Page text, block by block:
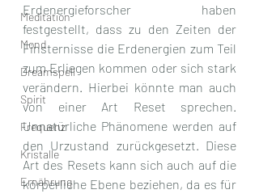
Meditation
Mond
Dreamspell
Spirit
Frequenz
Kristalle
Ernährung
Erdenergieforscher haben
festgestellt, dass zu den Zeiten der
Finsternisse die Erdenergien zum Teil
zum Erliegen kommen oder sich stark
verändern. Hierbei könnte man auch
von einer Art Reset sprechen.
Unnatürliche Phänomene werden auf
den Urzustand zurückgesetzt. Diese
Art des Resets kann sich auch auf die
körperliche Ebene beziehen, da es für